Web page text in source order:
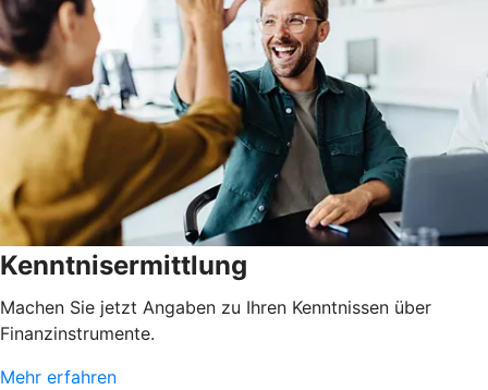
Kenntnisermittlung
Machen Sie jetzt Angaben zu Ihren Kenntnissen über
Finanzinstrumente.
Mehr erfahren